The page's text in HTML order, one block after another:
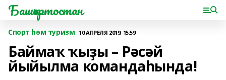
Башҡортостан
Спорт һәм туризм 10 АПРЕЛЯ 2019, 15:59
Баймаҡ ҡыҙы – Рәсәй
йыйылма командаһында!